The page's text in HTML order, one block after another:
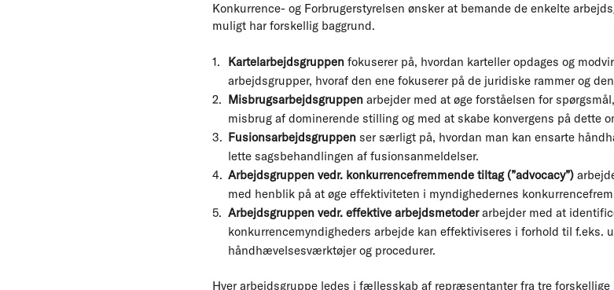
Konkurrence- og Forbrugerstyrelsen ønsker at bemande de enkelte
muligt har forskellig baggrund.
Kartelarbejdsgruppen fokuserer på, hvordan karteller opdages og
arbejdsgrupper, hvoraf den ene fokuserer på de juridiske rammer og
Misbrugsarbejdsgruppen arbejder med at øge forståelsen for
misbrug af dominerende stilling og med at skabe konvergens på dette
Fusionsarbejdsgruppen ser særligt på, hvordan man kan ensarte
lette sagsbehandlingen af fusionsanmeldelser.
Arbejdsgruppen vedr. konkurrencefremmende tiltag (”advocacy”)
med henblik på at øge effektiviteten i myndighedernes
Arbejdsgruppen vedr. effektive arbejdsmetoderarbejder med at
konkurrencemyndigheders arbejde kan effektiviseres i forhold til f.eks.
håndhævelsesværktøjer og procedurer.
Hver arbejdsgruppe ledes i fællesskab af repræsentanter fra tre forskellige